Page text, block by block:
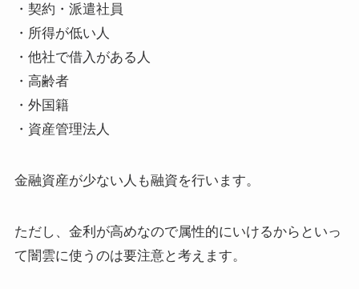
・契約・派遣社員
・所得が低い人
・他社で借入がある人
・高齢者
・外国籍
・資産管理法人
金融資産が少ない人も融資を行います。
ただし、金利が高めなので属性的にいけるからといっ
て闇雲に使うのは要注意と考えます。